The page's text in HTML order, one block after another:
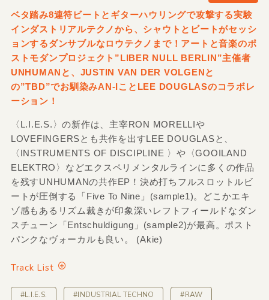
ベタ踏み8連符ビートとギターハウリングで攻撃する実験
インダストリアルテクノから、シャウトとビートがセッシ
ョンするダンサブルなロウテクノまで！アートと音楽のポ
ストモダンプロジェクト”LIBER NULL BERLIN”主催者
UNHUMANと、JUSTIN VAN DER VOLGENと
の”TBD”でお馴染みAN-IことLEE DOUGLASのコラボレ
ーション！
〈L.I.E.S.〉の新作は、主宰RON MORELLIや
LOVEFINGERSとも共作を出すLEE DOUGLASと、
〈INSTRUMENTS OF DISCIPLINE 〉や〈GOOILAND
ELEKTRO〉などエクスペリメンタルラインに多くの作品
を残すUNHUMANの共作EP！決め打ちフルスロットルビ
ートが圧倒する「Five To Nine」(sample1)。どこかエキ
ゾ感もあるリズム裁きが印象深いレフトフィールドなダン
スチューン「Entschuldigung」(sample2)が最高。ポスト
パンクなヴォーカルも良い。 (Akie)
Track List
#L.I.E.S. #INDUSTRIAL TECHNO #RAW